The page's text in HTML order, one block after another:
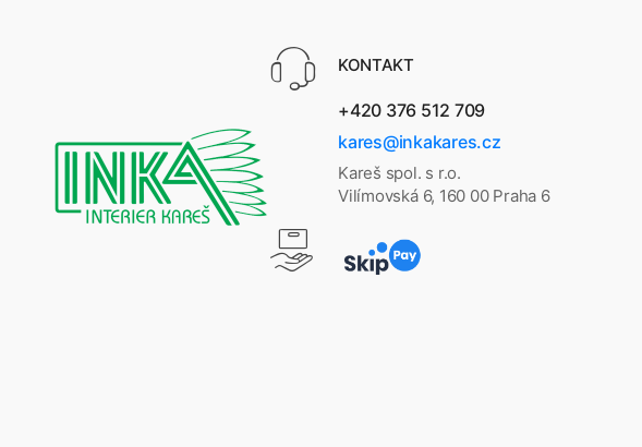
KONTAKT
+420 376 512 709
kares@inkakares.cz
Kareš spol. s r.o.
Vilímovská 6, 160 00 Praha 6